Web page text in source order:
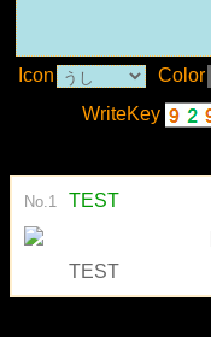
Icon
Color
WriteKey
No.1 TEST
TEST